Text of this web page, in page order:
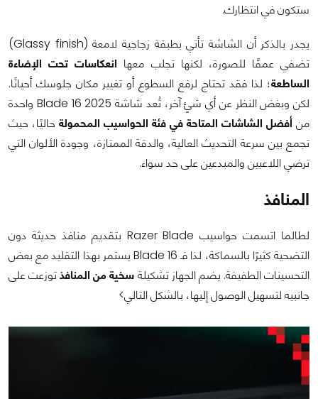
ستكون في انتظارك.
يجدر بالذكر أن الشاشة تأتي بطبقة زجاجية لامعة (Glassy finish)
تضفي عمقًا للصورة، لكنها تجلب معها انعكاسات تحت الإضاءة
الساطعة؛ لذا فقد تحتاج لرفع السطوع أو تغيير مكان جلوسك أحيانًا.
لكن وبغض النظر عن أي شئٍ آخر، تُعد شاشة Blade 16 2025 واحدة
من أفضل الشاشات المتاحة في فئة الحواسيب المحمولة حاليًا، حيث
تجمع بين سرعة التحديث العالية، والدقة الممتازة، وجودة الألوان التي
ترضي اللاعبين والمبدعين على حد سواء.
المنافذ
لطالما اتسمت حواسيب Razer Blade بتقديم منافذ حديثة دون
التضحية كثيرًا بالسماكة، لذا فـ Blade 16 يستمر بهذا التقليد مع بعض
التحسينات الطفيفة. يضم الجهاز تشكيلة سخية من المنافذتوزعت على
جانبيه لتسهيل الوصول إليها، بالشكل التالي>